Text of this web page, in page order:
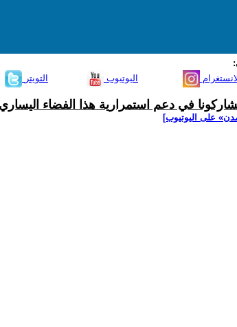
التويتر اليوتيوب
في دعم استمرارية هذا الفضاء
على اليوتيوب]